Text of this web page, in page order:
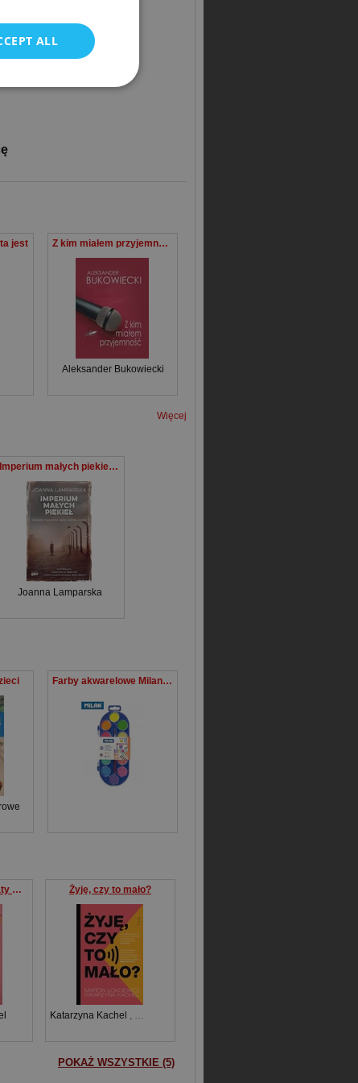
jest Z kim miałem przyjemność
Aleksander Bukowiecki
Więcej
Imperium małych piekieł Mroczne tajemnice obozu Gross-Rosen
Joanna Lamparska
Farby akwarelowe Milan 12 kolorów 4 fluo+8 metalizowane 0531512
Wszystkie moje straty O ciąży traumie i odzyskanym życiu Żyję, czy to mało?
Katarzyna Kachel
POKAŻ WSZYSTKIE (5)
ALL